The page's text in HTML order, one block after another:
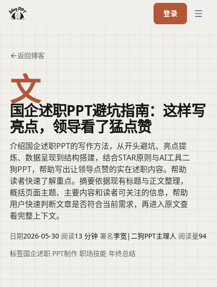
登录
返回博客
文
国企述职PPT避坑指南：这样写
亮点，领导看了猛点赞
介绍国企述职PPT的写作方法，从开头避坑、亮点提
炼、数据呈现到结构搭建，结合STAR原则与AI工具二
狗PPT，帮助写出让领导点赞的实在述职内容。帮助
读者快速了解重点。摘要依据现有标题与正文整理，
概括页面主题、主要内容和读者可关注的信息，帮助
用户快速判断文章是否符合当前需求，再进入原文查
看完整上下文。
日期2026-05-30 阅读13 分钟 署名李宽|二狗PPT主理人 阅读量94
标签国企述职 PPT制作 职场技能 年终总结